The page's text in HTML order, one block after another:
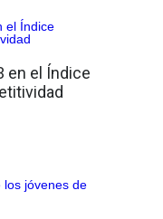
en el Índice